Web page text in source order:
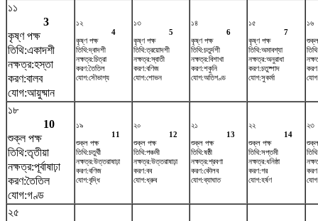
১১
3
কৃষ্ণ পক্ষ
তিথি:একাদশী
নক্ষত্র:হস্তা
করণ:বালব
যোগ:আয়ুষ্মান
১২
4
কৃষ্ণ পক্ষ
তিথি:দ্বাদশী
নক্ষত্র:চিত্রা
করণ:তৈতিল
যোগ:সৌভাগ্য
১৩
5
কৃষ্ণ পক্ষ
তিথি:ত্রয়োদশী
নক্ষত্র:স্বাতী
করণ:বণিজ
যোগ:শোভন
১৪
6
কৃষ্ণ পক্ষ
তিথি:চতুর্দশী
নক্ষত্র:বিশাখা
করণ:শকুনি
যোগ:অতিগণ্ড
১৫
7
কৃষ্ণ পক্ষ
তিথি:অমাবশ্যা
নক্ষত্র:অনুরাধা
করণ:চতুষ্পাদ
যোগ:সুকর্মা
১৬
১৮
10
শুক্ল পক্ষ
তিথি:তৃতীয়া
নক্ষত্র:পূর্বাষাঢ়া
করণ:তৈতিল
যোগ:গণ্ড
১৯
11
শুক্ল পক্ষ
তিথি:চতুর্থী
নক্ষত্র:উত্তরাষাঢ়া
করণ:বণিজ
যোগ:বৃদ্ধি
২০
12
শুক্ল পক্ষ
তিথি:পঞ্চমী
নক্ষত্র:উত্তরাষাঢ়া
করণ:বব
যোগ:ধ্রুব
২১
13
শুক্ল পক্ষ
তিথি:ষষ্ঠী
নক্ষত্র:শ্রবণা
করণ:কৌলব
যোগ:ব্যাঘাত
২২
14
শুক্ল পক্ষ
তিথি:সপ্তমী
নক্ষত্র:ধনিষ্ঠা
করণ:গর
যোগ:হর্ষণ
২৩
২৫